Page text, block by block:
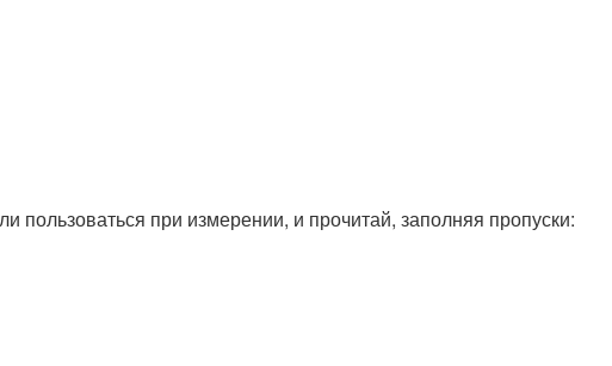
при измерении, и прочитай, заполняя пропуски: